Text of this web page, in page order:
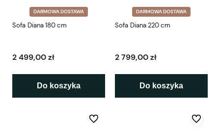
DARMOWA DOSTAWA
Sofa Diana 180 cm
2 499,00 zł
Do koszyka
DARMOWA DOSTAWA
Sofa Diana 220 cm
2 799,00 zł
Do koszyka
Do ulubionych Do